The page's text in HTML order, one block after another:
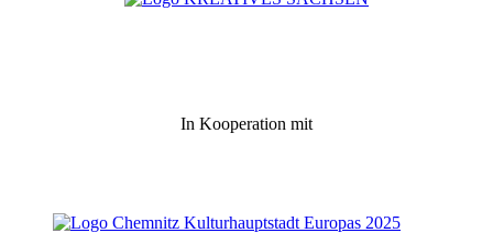
In Kooperation mit